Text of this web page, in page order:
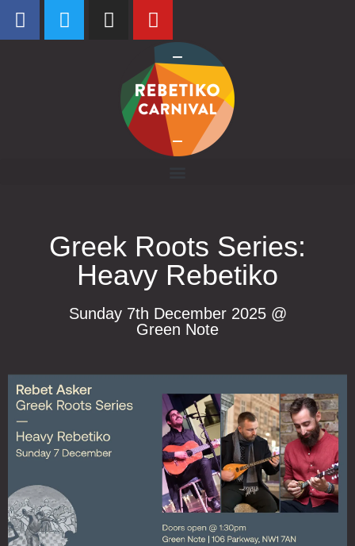
Greek Roots Series:
Heavy Rebetiko
Sunday 7th December 2025 @
Green Note